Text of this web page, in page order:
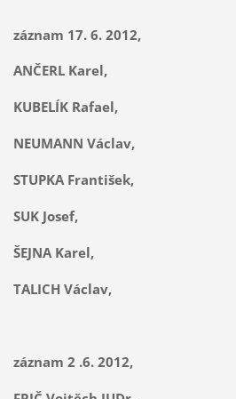
záznam 17. 6. 2012,
ANČERL Karel,
KUBELÍK Rafael,
NEUMANN Václav,
STUPKA František,
SUK Josef,
ŠEJNA Karel,
TALICH Václav,
záznam 2 .6. 2012,